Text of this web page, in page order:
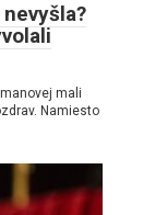
mali
Namiesto